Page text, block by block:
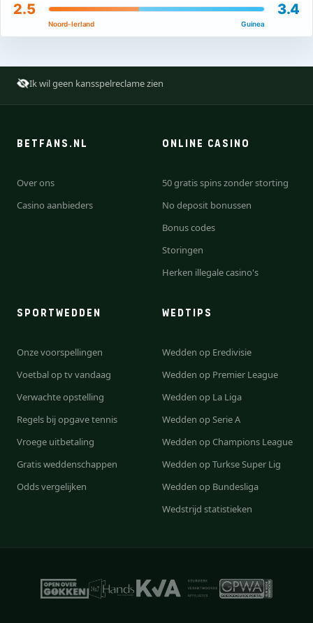
2.5 3.4
Noord-Ierland Guinea
Ik wil geen kansspelreclame zien
BETFANS.NL
Over ons
Casino aanbieders
ONLINE CASINO
50 gratis spins zonder storting
No deposit bonussen
Bonus codes
Storingen
Herken illegale casino's
SPORTWEDDEN
Onze voorspellingen
Voetbal op tv vandaag
Verwachte opstelling
Regels bij opgave tennis
Vroege uitbetaling
Gratis weddenschappen
Odds vergelijken
WEDTIPS
Wedden op Eredivisie
Wedden op Premier League
Wedden op La Liga
Wedden op Serie A
Wedden op Champions League
Wedden op Turkse Super Lig
Wedden op Bundesliga
Wedstrijd statistieken